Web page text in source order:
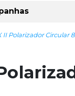
II Polarizador Circular